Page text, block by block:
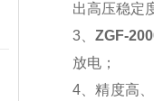
出高压稳定
3、ZGF-
放电；
4、精度高